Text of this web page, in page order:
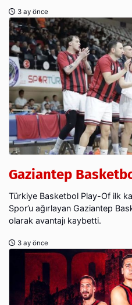
3 ay önce
Gaziantep
Türkiye Basketbol Play-Of ilk
Spor’u ağırlayan Gaziantep
olarak avantajı kaybetti.
3 ay önce